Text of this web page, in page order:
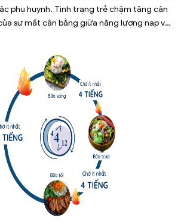
phụ huynh. Tình trạng trẻ chậm tăng cân
sự mất cân bằng giữa năng lượng nạp vào